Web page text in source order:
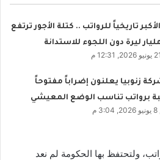
تاريخياً للرواتب .. كتلة الأجور ترتفع
زنوبيا يعلنون إضراباً مفتوحاً
برواتب تناسب الوضع المعيشي
م
ولتحتفظ بها الحكومة لم نعد